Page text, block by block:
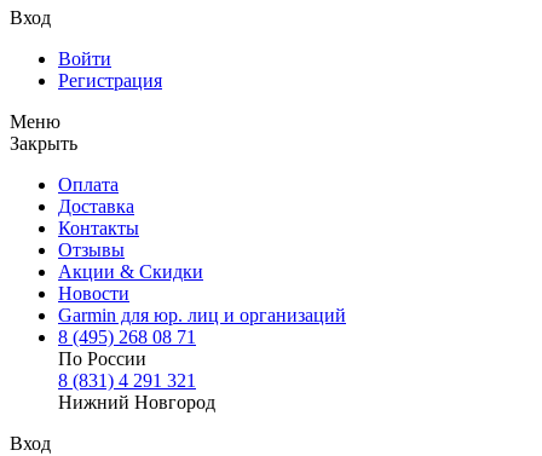
Вход
Войти
Регистрация
Меню
Закрыть
Оплата
Доставка
Контакты
Отзывы
Акции & Скидки
Новости
Garmin для юр. лиц и организаций
8 (495) 268 08 71
По России
8 (831) 4 291 321
Нижний Новгород
Вход